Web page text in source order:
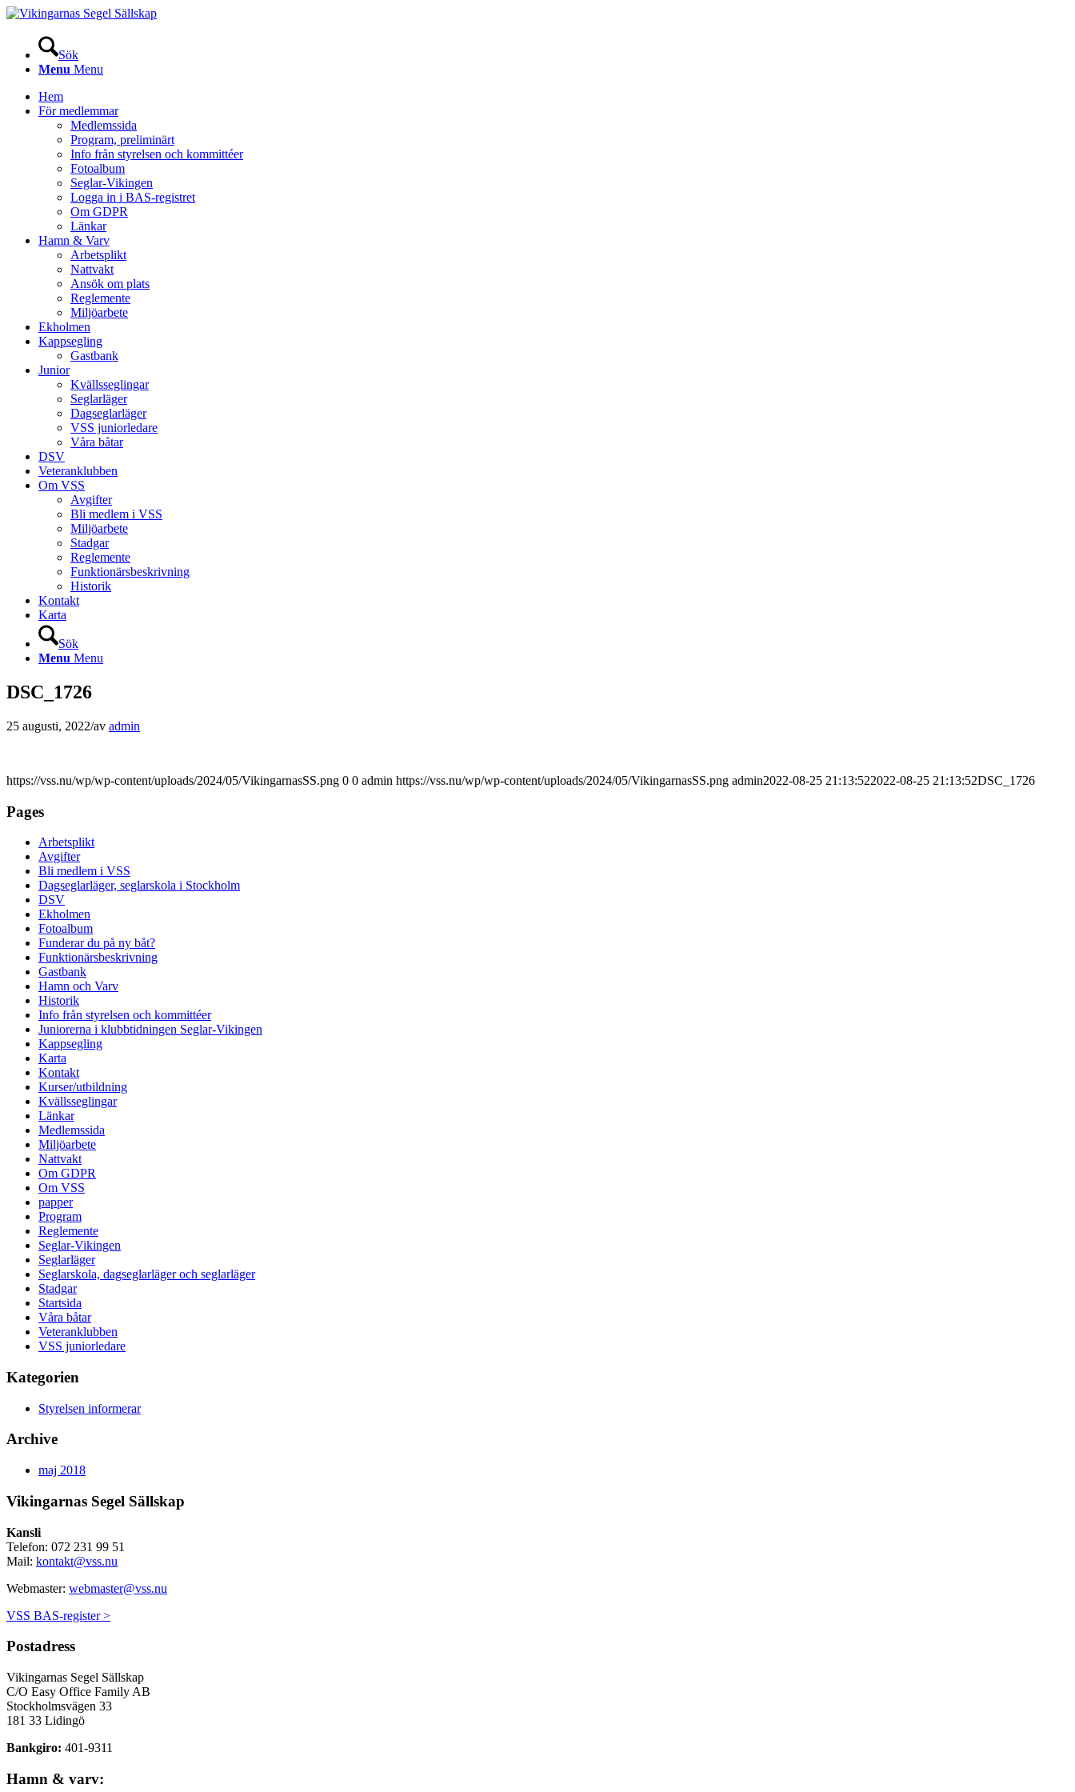
Sök
Menu Menu
Hem
För medlemmar
Medlemssida
Program, preliminärt
Info från styrelsen och kommittéer
Fotoalbum
Seglar-Vikingen
Logga in i BAS-registret
Om GDPR
Länkar
Hamn & Varv
Arbetsplikt
Nattvakt
Ansök om plats
Reglemente
Miljöarbete
Ekholmen
Kappsegling
Gastbank
Junior
Kvällsseglingar
Seglarläger
Dagseglarläger
VSS juniorledare
Våra båtar
DSV
Veteranklubben
Om VSS
Avgifter
Bli medlem i VSS
Miljöarbete
Stadgar
Reglemente
Funktionärsbeskrivning
Historik
Kontakt
Karta
Sök
Menu Menu
DSC_1726
25 augusti, 2022/av admin
https://vss.nu/wp/wp-content/uploads/2024/05/VikingarnasSS.png 0 0 admin https://vss.nu/wp/wp-content/uploads/2024/05/VikingarnasSS.png admin2022-08-25 21:13:522022-08-25 21:13:52DSC_1726
Pages
Arbetsplikt
Avgifter
Bli medlem i VSS
Dagseglarläger, seglarskola i Stockholm
DSV
Ekholmen
Fotoalbum
Funderar du på ny båt?
Funktionärsbeskrivning
Gastbank
Hamn och Varv
Historik
Info från styrelsen och kommittéer
Juniorerna i klubbtidningen Seglar-Vikingen
Kappsegling
Karta
Kontakt
Kurser/utbildning
Kvällsseglingar
Länkar
Medlemssida
Miljöarbete
Nattvakt
Om GDPR
Om VSS
papper
Program
Reglemente
Seglar-Vikingen
Seglarläger
Seglarskola, dagseglarläger och seglarläger
Stadgar
Startsida
Våra båtar
Veteranklubben
VSS juniorledare
Kategorien
Styrelsen informerar
Archive
maj 2018
Vikingarnas Segel Sällskap
Kansli
Telefon: 072 231 99 51
Mail: kontakt@vss.nu
Webmaster: webmaster@vss.nu
VSS BAS-register >
Postadress
Vikingarnas Segel Sällskap
C/O Easy Office Family AB
Stockholmsvägen 33
181 33 Lidingö
Bankgiro: 401-9311
Hamn & varv: